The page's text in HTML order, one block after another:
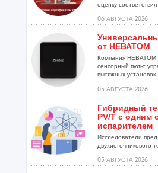
оценку соответствия ...
06 АВГУСТА 2026
от НЕВАТОМ
Компания НЕВАТОМ
сенсорный пульт
вытяжных установок...
05 АВГУСТА 2026
Гибридный
PV/T с одним
испарителем
Исследователи
двухисточникового
05 АВГУСТА 2026